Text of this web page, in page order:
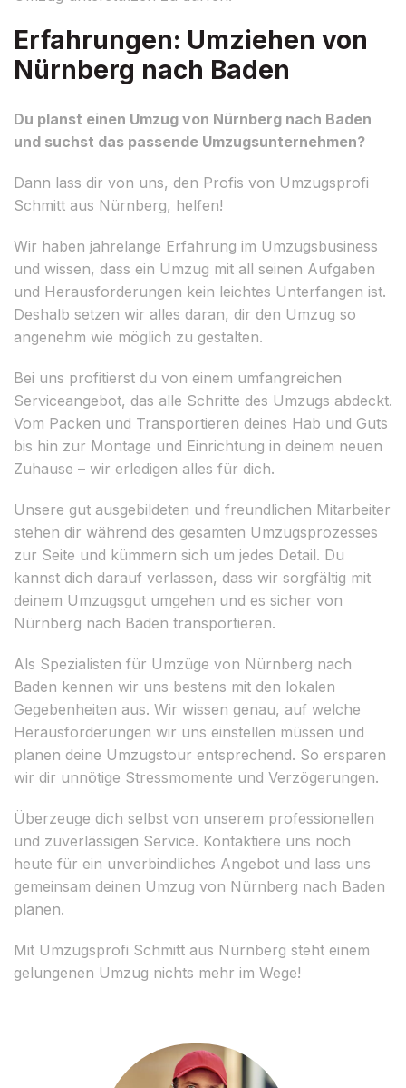
Erfahrungen: Umziehen von
Nürnberg nach Baden
Du planst einen Umzug von Nürnberg nach Baden
und suchst das passende Umzugsunternehmen?
Dann lass dir von uns, den Profis von Umzugsprofi
Schmitt aus Nürnberg, helfen!
Wir haben jahrelange Erfahrung im Umzugsbusiness
und wissen, dass ein Umzug mit all seinen Aufgaben
und Herausforderungen kein leichtes Unterfangen ist.
Deshalb setzen wir alles daran, dir den Umzug so
angenehm wie möglich zu gestalten.
Bei uns profitierst du von einem umfangreichen
Serviceangebot, das alle Schritte des Umzugs abdeckt.
Vom Packen und Transportieren deines Hab und Guts
bis hin zur Montage und Einrichtung in deinem neuen
Zuhause – wir erledigen alles für dich.
Unsere gut ausgebildeten und freundlichen Mitarbeiter
stehen dir während des gesamten Umzugsprozesses
zur Seite und kümmern sich um jedes Detail. Du
kannst dich darauf verlassen, dass wir sorgfältig mit
deinem Umzugsgut umgehen und es sicher von
Nürnberg nach Baden transportieren.
Als Spezialisten für Umzüge von Nürnberg nach
Baden kennen wir uns bestens mit den lokalen
Gegebenheiten aus. Wir wissen genau, auf welche
Herausforderungen wir uns einstellen müssen und
planen deine Umzugstour entsprechend. So ersparen
wir dir unnötige Stressmomente und Verzögerungen.
Überzeuge dich selbst von unserem professionellen
und zuverlässigen Service. Kontaktiere uns noch
heute für ein unverbindliches Angebot und lass uns
gemeinsam deinen Umzug von Nürnberg nach Baden
planen.
Mit Umzugsprofi Schmitt aus Nürnberg steht einem
gelungenen Umzug nichts mehr im Wege!